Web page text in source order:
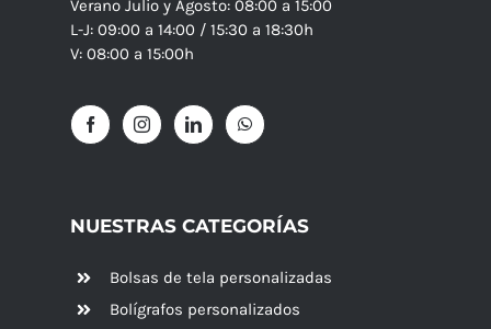
Verano Julio y Agosto: 08:00 a 15:00
L-J: 09:00 a 14:00 / 15:30 a 18:30h
V: 08:00 a 15:00h
NUESTRAS CATEGORÍAS
Bolsas de tela personalizadas
Bolígrafos personalizados